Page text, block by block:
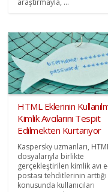
HTML Eklerinin
Kimlik Avcılarını Tespit
Edilmekten Kurtarıyor
Kaspersky uzmanları,
dosyalarıyla birlikte
gerçekleştirilen kimlik avı
postası tehditlerinin arttığı
konusunda kullanıcıları